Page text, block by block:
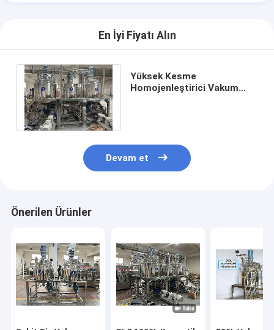
En İyi Fiyatı Alın
Yüksek Kesme
Homojenleştirici Vakum
Devam et
Önerilen Ürünler